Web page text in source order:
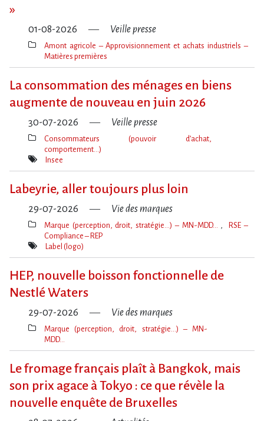
»
01-08-2026 Veille presse
Thèmes(s)
Amont agricole – Approvisionnement et achats industriels –
Matières premières
La consommation des ménages en biens
augmente de nouveau en juin 2026
30-07-2026 Veille presse
Thèmes(s)
Consommateurs (pouvoir d’achat,
comportement…)
Mot(s)-
Insee
Labeyrie, aller toujours plus loin
29-07-2026 Vie des marques
Thèmes(s)
Marque (perception, droit, stratégie…) – MN-MDD…
RSE –
Compliance – REP
Mot(s)-
Label (logo)
HEP, nouvelle boisson fonctionnelle de
Nestlé Waters
29-07-2026 Vie des marques
Thèmes(s)
Marque (perception, droit, stratégie…) – MN-
MDD…
Le fromage français plaît à Bangkok, mais
son prix agace à Tokyo : ce que révèle la
nouvelle enquête de Bruxelles